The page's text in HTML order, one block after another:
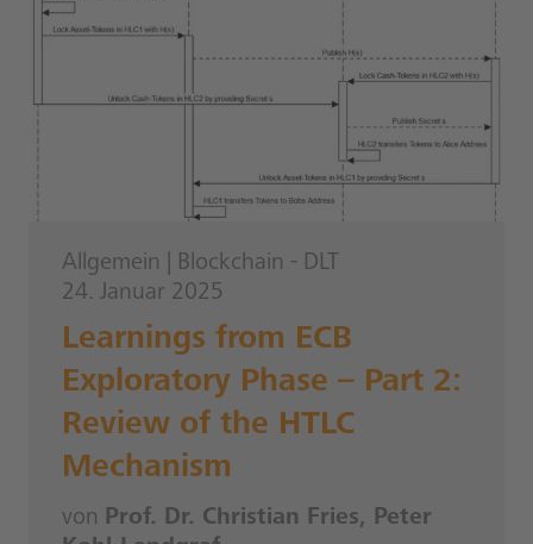
Allgemein
Blockchain - DLT
24. Januar 2025
Learnings from ECB
Exploratory Phase – Part 2:
Review of the HTLC
Mechanism
von Prof. Dr. Christian Fries, Peter